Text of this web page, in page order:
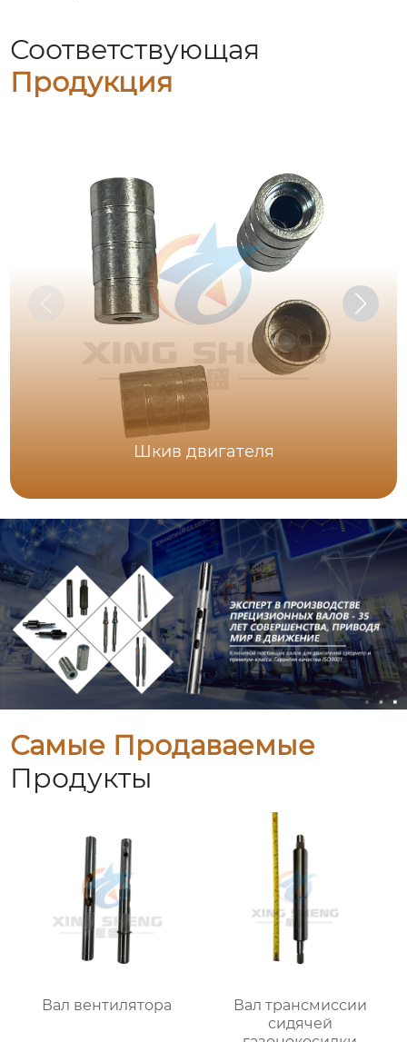
Соответствующая
Продукция
Шкив двигателя
Самые Продаваемые
Продукты
Вал вентилятора
Вал трансмиссии
сидячей